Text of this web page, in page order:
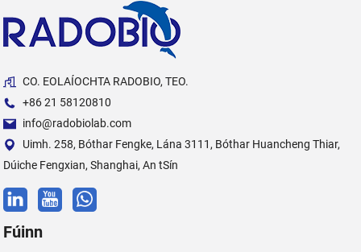
CO. EOLAÍOCHTA RADOBIO, TEO.
+86 21 58120810
info@radobiolab.com
Uimh. 258, Bóthar Fengke, Lána 3111, Bóthar Huancheng Thiar,
Dúiche Fengxian, Shanghai, An tSín
Fúinn